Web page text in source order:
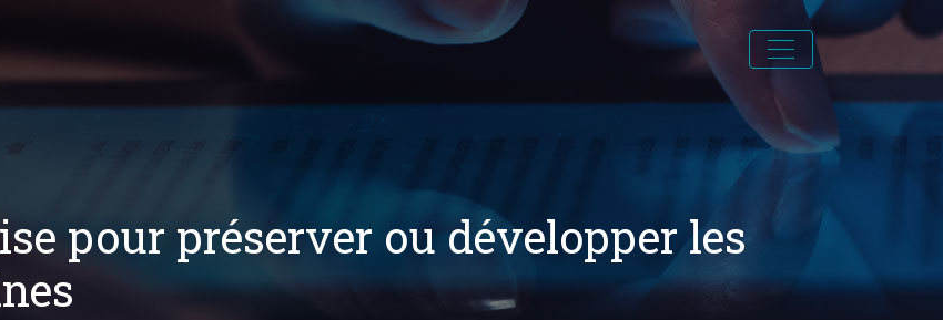
pour préserver ou développer les